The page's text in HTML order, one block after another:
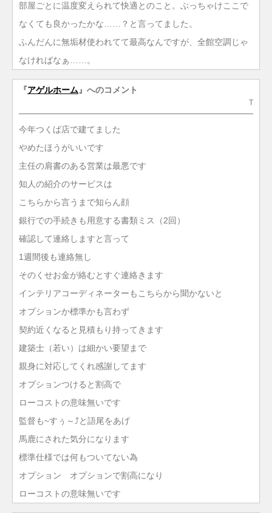
部屋ごとに温度変えられて快適とのこと。ぶっちゃけここで
なくても良かったかな……？と言ってました。
ふんだんに無垢材使われてて最高なんですが、全館空調じゃ
なければなぁ……。
『アゲルホーム』へのコメント
T
今年つくば店で建てました
やめたほうがいいです
主任の肩書のある営業は最悪です
知人の紹介のサービスは
こちらから言うまで知らん顔
銀行での手続きも用意する書類ミス（2回）
確認して連絡しますと言って
1週間後も連絡無し
そのくせお金が絡むとすぐ連絡きます
インテリアコーディネーターもこちらから聞かないと
オプションか標準かも言わず
契約近くなると見積もり持ってきます
建築士（若い）は細かい要望まで
親身に対応してくれ感謝してます
オプションつけると割高で
ローコストの意味無いです
監督も~すぅ～⤴️と語尾をあげ
馬鹿にされた気分になります
標準仕様では何もついてない為
オプション オプションで割高になり
ローコストの意味無いです